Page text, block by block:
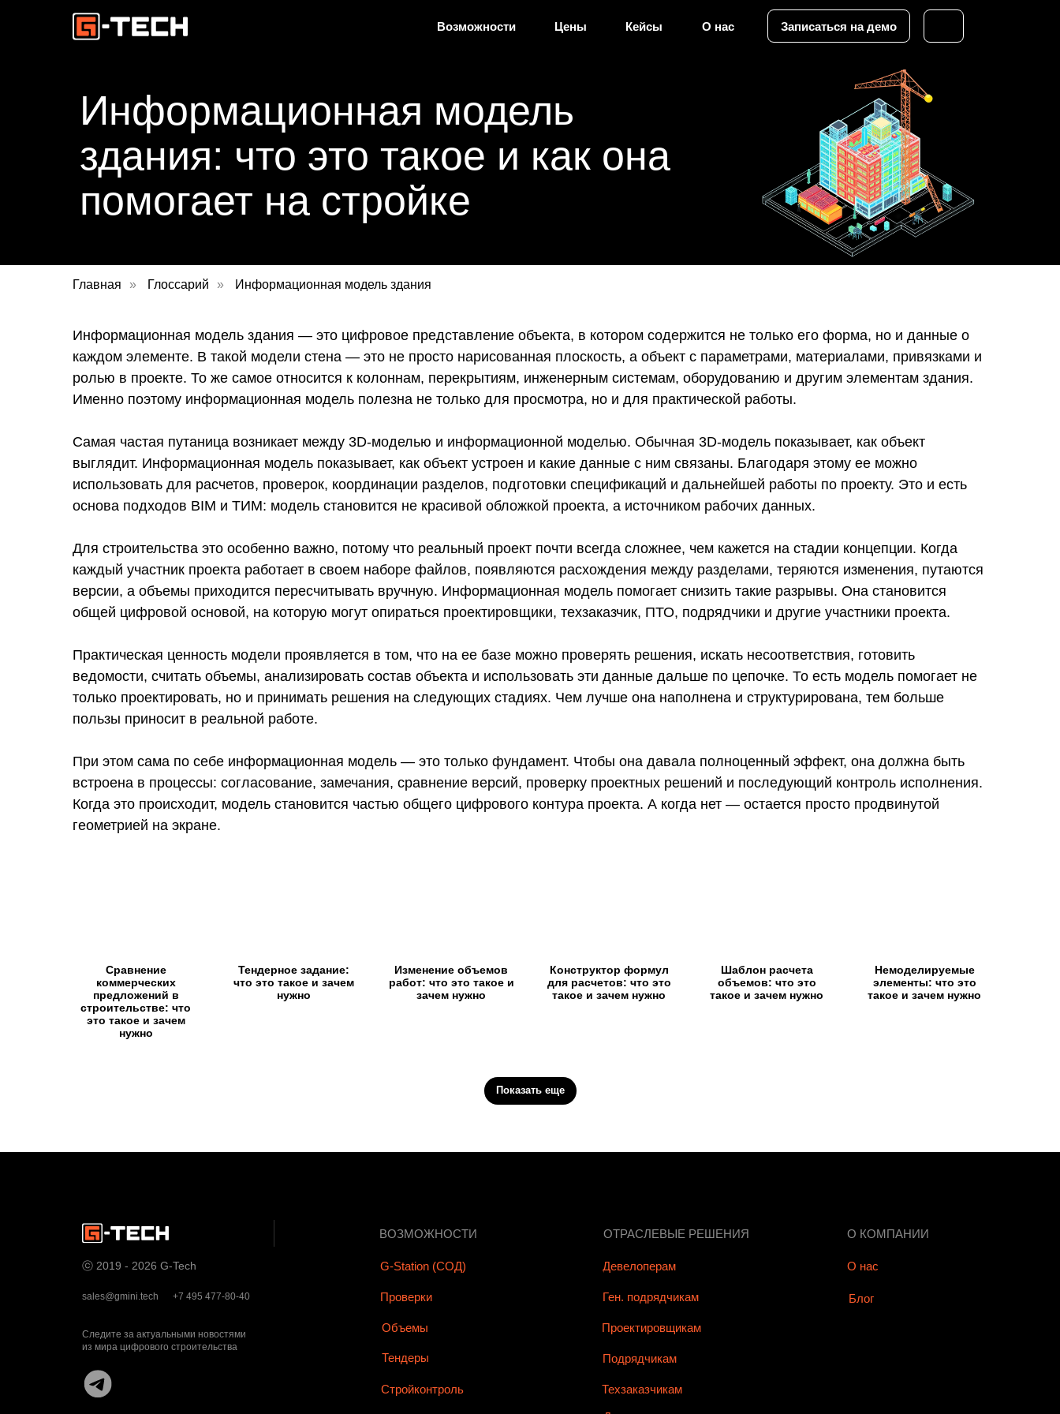
Информационная модель
здания: что это такое и как она
помогает на стройке
Записаться на демо
Кейсы О нас
Возможности Цены
Главная » Глоссарий » Информационная модель здания
Информационная модель здания — это цифровое представление объекта, в котором содержится не только его форма, но и данные о
каждом элементе. В такой модели стена — это не просто нарисованная плоскость, а объект с параметрами, материалами, привязками и
ролью в проекте. То же самое относится к колоннам, перекрытиям, инженерным системам, оборудованию и другим элементам здания.
Именно поэтому информационная модель полезна не только для просмотра, но и для практической работы.
Самая частая путаница возникает между 3D-моделью и информационной моделью. Обычная 3D-модель показывает, как объект
выглядит. Информационная модель показывает, как объект устроен и какие данные с ним связаны. Благодаря этому ее можно
использовать для расчетов, проверок, координации разделов, подготовки спецификаций и дальнейшей работы по проекту. Это и есть
основа подходов BIM и ТИМ: модель становится не красивой обложкой проекта, а источником рабочих данных.
Для строительства это особенно важно, потому что реальный проект почти всегда сложнее, чем кажется на стадии концепции. Когда
каждый участник проекта работает в своем наборе файлов, появляются расхождения между разделами, теряются изменения, путаются
версии, а объемы приходится пересчитывать вручную. Информационная модель помогает снизить такие разрывы. Она становится
общей цифровой основой, на которую могут опираться проектировщики, техзаказчик, ПТО, подрядчики и другие участники проекта.
Практическая ценность модели проявляется в том, что на ее базе можно проверять решения, искать несоответствия, готовить
ведомости, считать объемы, анализировать состав объекта и использовать эти данные дальше по цепочке. То есть модель помогает не
только проектировать, но и принимать решения на следующих стадиях. Чем лучше она наполнена и структурирована, тем больше
пользы приносит в реальной работе.
При этом сама по себе информационная модель — это только фундамент. Чтобы она давала полноценный эффект, она должна быть
встроена в процессы: согласование, замечания, сравнение версий, проверку проектных решений и последующий контроль исполнения.
Когда это происходит, модель становится частью общего цифрового контура проекта. А когда нет — остается просто продвинутой
геометрией на экране.
Сравнение
коммерческих
предложений в
строительстве: что
это такое и зачем
нужно
Тендерное задание:
что это такое и зачем
нужно
Изменение объемов
работ: что это такое и
зачем нужно
Конструктор формул
для расчетов: что это
такое и зачем нужно
Шаблон расчета
объемов: что это
такое и зачем нужно
Немоделируемые
элементы: что это
такое и зачем нужно
Показать еще
Девелоперам
Ген. подрядчикам
Проектировщикам
Подрядчикам
Техзаказчикам
О нас
Блог
ОТРАСЛЕВЫЕ РЕШЕНИЯ
ⓒ 2019 - 2026 G-Tech
sales@gmini.tech +7 495 477-80-40
Следите за актуальными новостями
из мира цифрового строительства
О КОМПАНИИ
G-Station (СОД)
Проверки
Объемы
Тендеры
Стройконтроль
ВОЗМОЖНОСТИ